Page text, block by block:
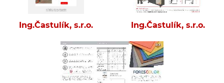
Ing.Častulík, s.r.o. Ing.Častulík, s.r.o.